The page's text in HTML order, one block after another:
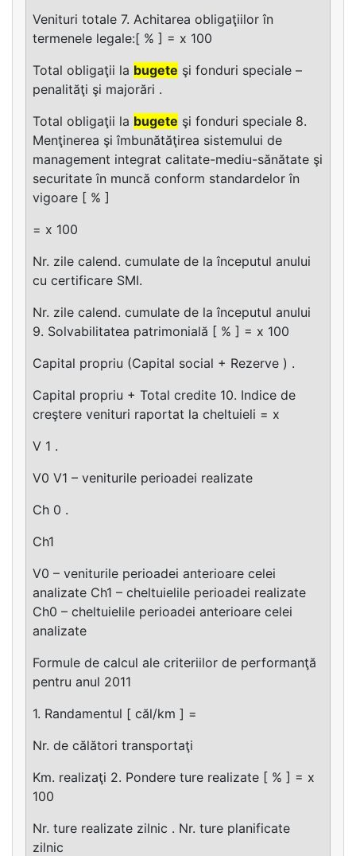
Venituri totale 7. Achitarea obligaţiilor în
termenele legale:[ % ] = x 100
Total obligaţii la bugete şi fonduri speciale –
penalităţi şi majorări .
Total obligaţii la bugete şi fonduri speciale 8.
Menţinerea şi îmbunătăţirea sistemului de
management integrat calitate-mediu-sănătate şi
securitate în muncă conform standardelor în
vigoare [ % ]
= x 100
Nr. zile calend. cumulate de la începutul anului
cu certificare SMI.
Nr. zile calend. cumulate de la începutul anului
9. Solvabilitatea patrimonială [ % ] = x 100
Capital propriu (Capital social + Rezerve ) .
Capital propriu + Total credite 10. Indice de
creştere venituri raportat la cheltuieli = x
V 1 .
V0 V1 – veniturile perioadei realizate
Ch 0 .
Ch1
V0 – veniturile perioadei anterioare celei
analizate Ch1 – cheltuielile perioadei realizate
Ch0 – cheltuielile perioadei anterioare celei
analizate
Formule de calcul ale criteriilor de performanţă
pentru anul 2011
1. Randamentul [ căl/km ] =
Nr. de călători transportaţi
Km. realizaţi 2. Pondere ture realizate [ % ] = x
100
Nr. ture realizate zilnic . Nr. ture planificate
zilnic